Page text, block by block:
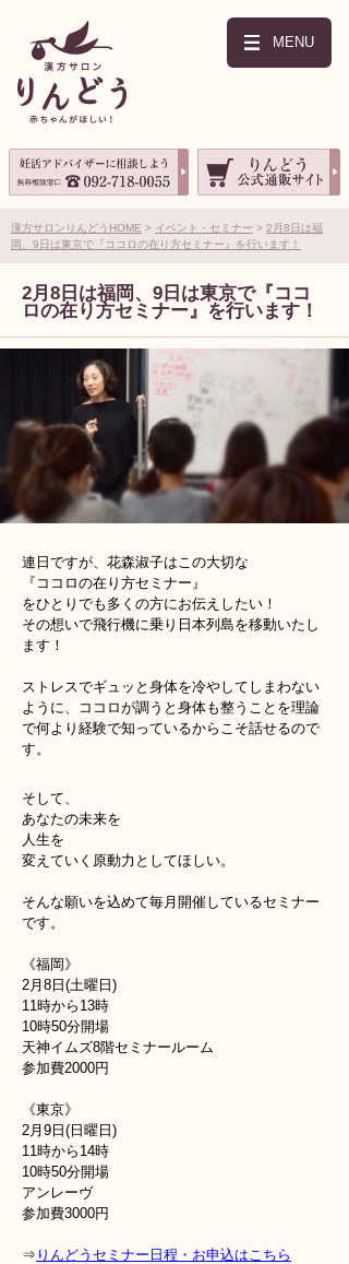
MENU
漢方サロンりんどうHOME イベント・セミナー
2月8日は福
岡、9日は東京で『ココロの在り方セミナー』を行います！
2月8日は福岡、9日は東京で『ココ
ロの在り方セミナー』を行います！
連日ですが、花森淑子はこの大切な
『ココロの在り方セミナー』
をひとりでも多くの方にお伝えしたい！
その想いで飛行機に乗り日本列島を移動いたし
ます！
ストレスでギュッと身体を冷やしてしまわない
ように、ココロが調うと身体も整うことを理論
で何より経験で知っているからこそ話せるので
す。
そして、
あなたの未来を
人生を
変えていく原動力としてほしい。
そんな願いを込めて毎月開催しているセミナー
です。
《福岡》
2月8日(土曜日)
11時から13時
10時50分開場
天神イムズ8階セミナールーム
参加費2000円
《東京》
2月9日(日曜日)
11時から14時
10時50分開場
アンレーヴ
参加費3000円
⇒ りんどうセミナー日程・お申込はこちら